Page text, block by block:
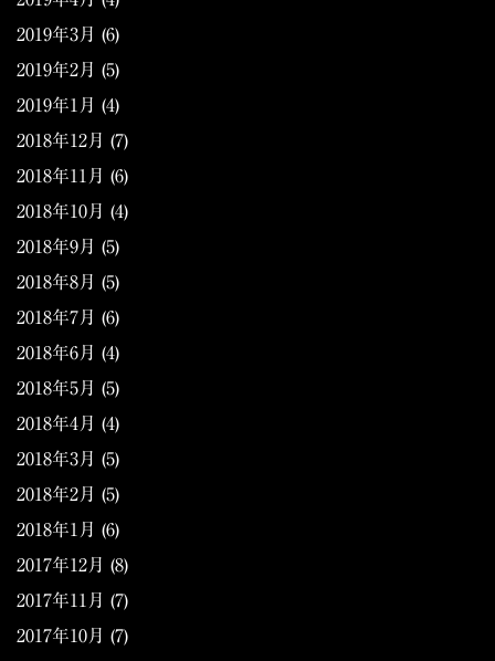
2019年3月 (6)
2019年2月 (5)
2019年1月 (4)
2018年12月 (7)
2018年11月 (6)
2018年10月 (4)
2018年9月 (5)
2018年8月 (5)
2018年7月 (6)
2018年6月 (4)
2018年5月 (5)
2018年4月 (4)
2018年3月 (5)
2018年2月 (5)
2018年1月 (6)
2017年12月 (8)
2017年11月 (7)
2017年10月 (7)